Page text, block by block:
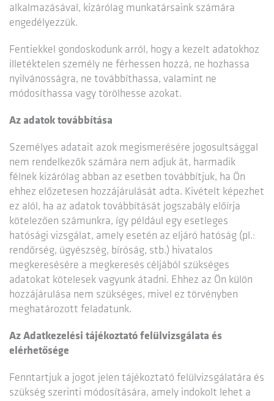
alkalmazásával, kizárólag munkatársaink számára
engedélyezzük.
Fentiekkel gondoskodunk arról, hogy a kezelt adatokhoz
illetéktelen személy ne férhessen hozzá, ne hozhassa
nyilvánosságra, ne továbbíthassa, valamint ne
módosíthassa vagy törölhesse azokat.
Az adatok továbbítása
Személyes adatait azok megismerésére jogosultsággal
nem rendelkezők számára nem adjuk át, harmadik
félnek kizárólag abban az esetben továbbítjuk, ha Ön
ehhez előzetesen hozzájárulását adta. Kivételt képezhet
ez alól, ha az adatok továbbítását jogszabály előírja
kötelezően számunkra, így például egy esetleges
hatósági vizsgálat, amely esetén az eljáró hatóság (pl.:
rendőrség, ügyészség, bíróság, stb.) hivatalos
megkeresésére a megkeresés céljából szükséges
adatokat kötelesek vagyunk átadni. Ehhez az Ön külön
hozzájárulása nem szükséges, mivel ez törvényben
meghatározott feladatunk.
Az Adatkezelési tájékoztató felülvizsgálata és
elérhetősége
Fenntartjuk a jogot jelen tájékoztató felülvizsgálatára és
szükség szerinti módosítására, amely indokolt lehet a